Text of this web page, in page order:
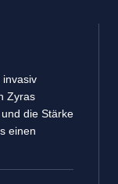
invasiv
Zyras
die Stärke
einen